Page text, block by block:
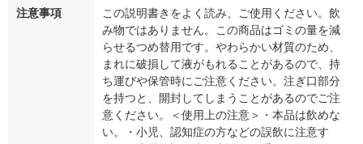
注意事項
この説明書きをよく読み、ご使用ください。飲
み物ではありません。この商品はゴミの量を減
らせるつめ替用です。やわらかい材質のため、
まれに破損して液がもれることがあるので、持
ち運びや保管時にご注意ください。注ぎ口部分
を持つと、開封してしまうことがあるのでご注
意ください。＜使用上の注意＞・本品は飲めな
い。・小児、認知症の方などの誤飲に注意す